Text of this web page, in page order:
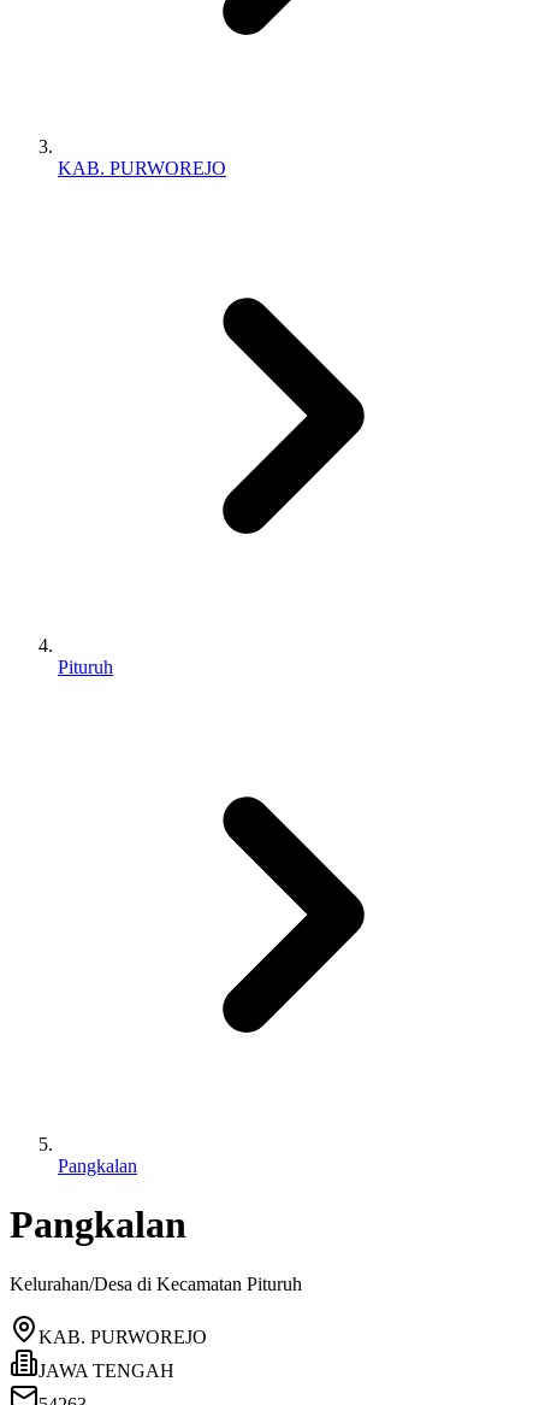
KAB. PURWOREJO
Pituruh
Pangkalan
Pangkalan
Kelurahan/Desa di Kecamatan Pituruh
KAB. PURWOREJO
JAWA TENGAH